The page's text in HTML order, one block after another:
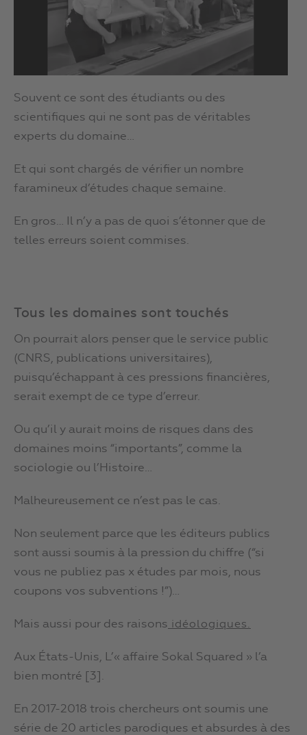
Souvent ce sont des étudiants ou des
scientifiques qui ne sont pas de véritables
experts du domaine…
Et qui sont chargés de vérifier un nombre
faramineux d’études chaque semaine.
En gros… Il n’y a pas de quoi s’étonner que de
telles erreurs soient commises.
Tous les domaines sont touchés
On pourrait alors penser que le service public
(CNRS, publications universitaires),
puisqu’échappant à ces pressions financières,
serait exempt de ce type d’erreur.
Ou qu’il y aurait moins de risques dans des
domaines moins “importants”, comme la
sociologie ou l’Histoire…
Malheureusement ce n’est pas le cas.
Non seulement parce que les éditeurs publics
sont aussi soumis à la pression du chiffre (“si
vous ne publiez pas x études par mois, nous
coupons vos subventions !”)…
Mais aussi pour des raisons idéologiques.
Aux États-Unis, L’« affaire Sokal Squared » l’a
bien montré [3].
En 2017-2018 trois chercheurs ont soumis une
série de 20 articles parodiques et absurdes à des